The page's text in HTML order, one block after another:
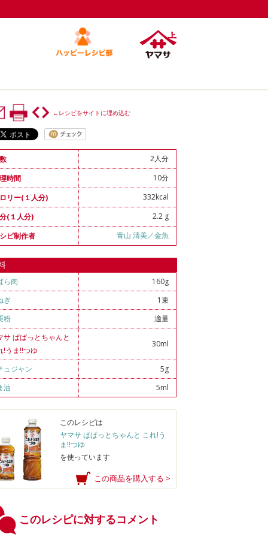
←レシピをサイトに埋め込む
2人分
時間
10分
リー(１人分)
332kcal
(１人分)
2.2 g
ピ制作者
青山 清美／金魚
ら肉
160g
ぎ
1束
粉
適量
サ ぱぱっとちゃんと
!うま!!つゆ
30ml
ュジャン
5g
油
5ml
このレシピは
ヤマサ ぱぱっとちゃんと これ!う
ま!!つゆ
を使っています
この商品を購入する >
このレシピに対するコメント